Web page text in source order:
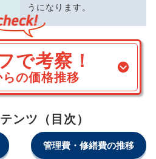
うになります。
で考察！
の価格推移
ンツ（目次）
管理費・修繕費の推移